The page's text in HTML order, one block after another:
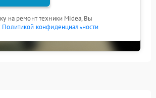
на ремонт техники Midea, Вы
Политикой конфиденциальности